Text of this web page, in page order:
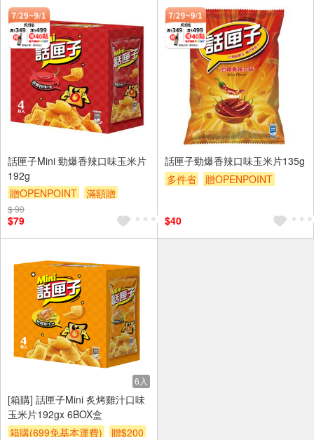
話匣子Mini 勁爆香辣口味玉米片
192g
贈OPENPOINT
滿額贈
贈$200
$ 90
$79
話匣子勁爆香辣口味玉米片135g
多件省
贈OPENPOINT
$40
6入
[箱購] 話匣子Mini 炙烤雞汁口味
玉米片192gx 6BOX盒
箱購(699免基本運費)
贈$200